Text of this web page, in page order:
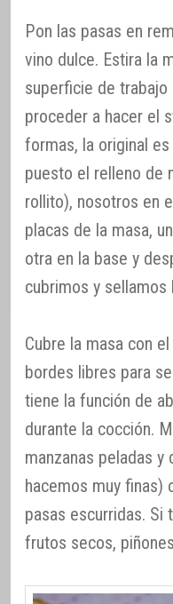
Pon las pasas en
vino dulce. Estira la
superficie de trabajo
proceder a hacer el
formas, la original
puesto el relleno de
rollito), nosotros en
placas de la masa,
otra en la base y
cubrimos y sellamos
Cubre la masa con
bordes libres para
tiene la función de
durante la cocción.
manzanas peladas y
hacemos muy finas)
pasas escurridas. Si
frutos secos,